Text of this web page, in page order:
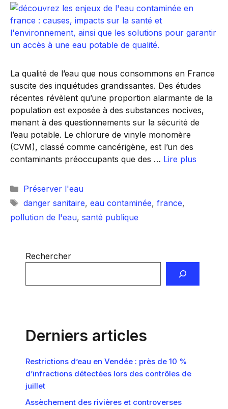
La qualité de l’eau que nous consommons en France
suscite des inquiétudes grandissantes. Des études
récentes révèlent qu’une proportion alarmante de la
population est exposée à des substances nocives,
menant à des questionnements sur la sécurité de
l’eau potable. Le chlorure de vinyle monomère
(CVM), classé comme cancérigène, est l’un des
contaminants préoccupants que des … Lire plus
Catégories
Préserver l'eau
Étiquettes
danger sanitaire, eau contaminée, france,
pollution de l'eau, santé publique
Rechercher
Derniers articles
Restrictions d’eau en Vendée : près de 10 %
d’infractions détectées lors des contrôles de
juillet
Assèchement des rivières et controverses